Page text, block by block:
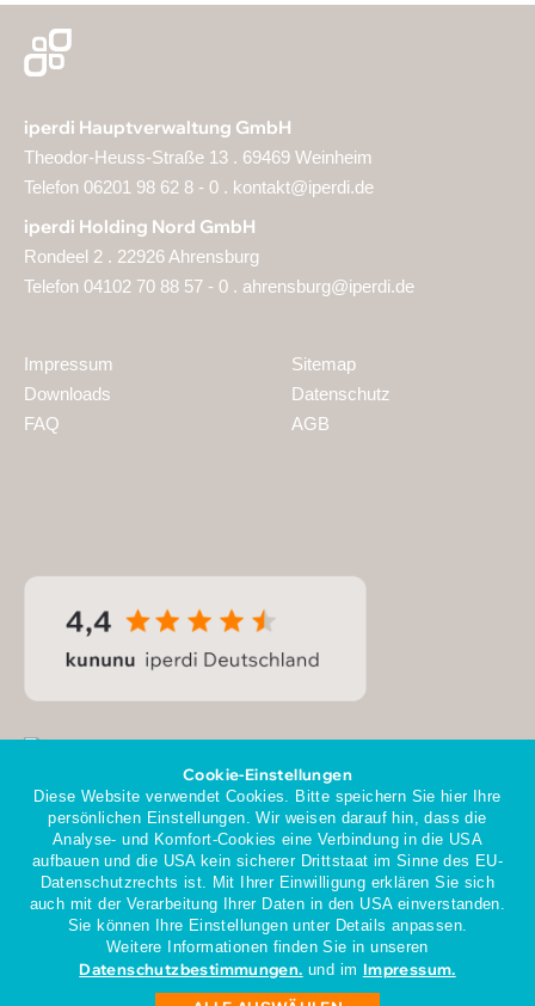
Cookie-Einstellungen
Diese Website verwendet Cookies. Bitte speichern Sie hier Ihre
persönlichen Einstellungen. Wir weisen darauf hin, dass die
Analyse- und Komfort-Cookies eine Verbindung in die USA
aufbauen und die USA kein sicherer Drittstaat im Sinne des EU-
Datenschutzrechts ist. Mit Ihrer Einwilligung erklären Sie sich
auch mit der Verarbeitung Ihrer Daten in den USA einverstanden.
Sie können Ihre Einstellungen unter Details anpassen.
Weitere Informationen finden Sie in unseren
Datenschutzbestimmungen. und im Impressum.
iperdi Hauptverwaltung GmbH
Theodor-Heuss-Straße 13 . 69469 Weinheim
Telefon 06201 98 62 8 - 0 . kontakt@iperdi.de
iperdi Holding Nord GmbH
Rondeel 2 . 22926 Ahrensburg
Telefon 04102 70 88 57 - 0 . ahrensburg@iperdi.de
Impressum
Downloads
FAQ
Sitemap
Datenschutz
AGB
Mitglied im Gesamtverband
der Personaldienstleister e.V.